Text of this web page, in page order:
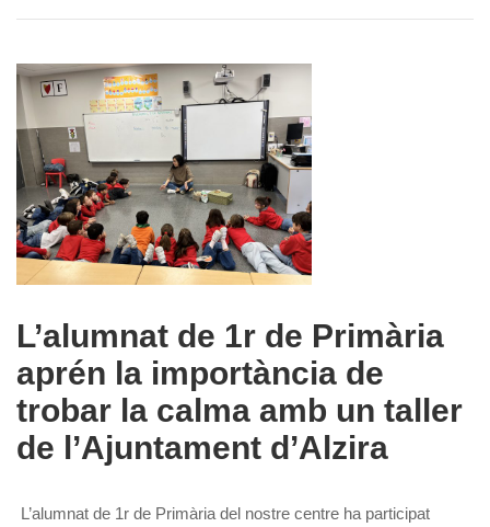
L’alumnat de 1r de Primària
aprén la importància de
trobar la calma amb un taller
de l’Ajuntament d’Alzira
L’alumnat de 1r de Primària del nostre centre ha participat